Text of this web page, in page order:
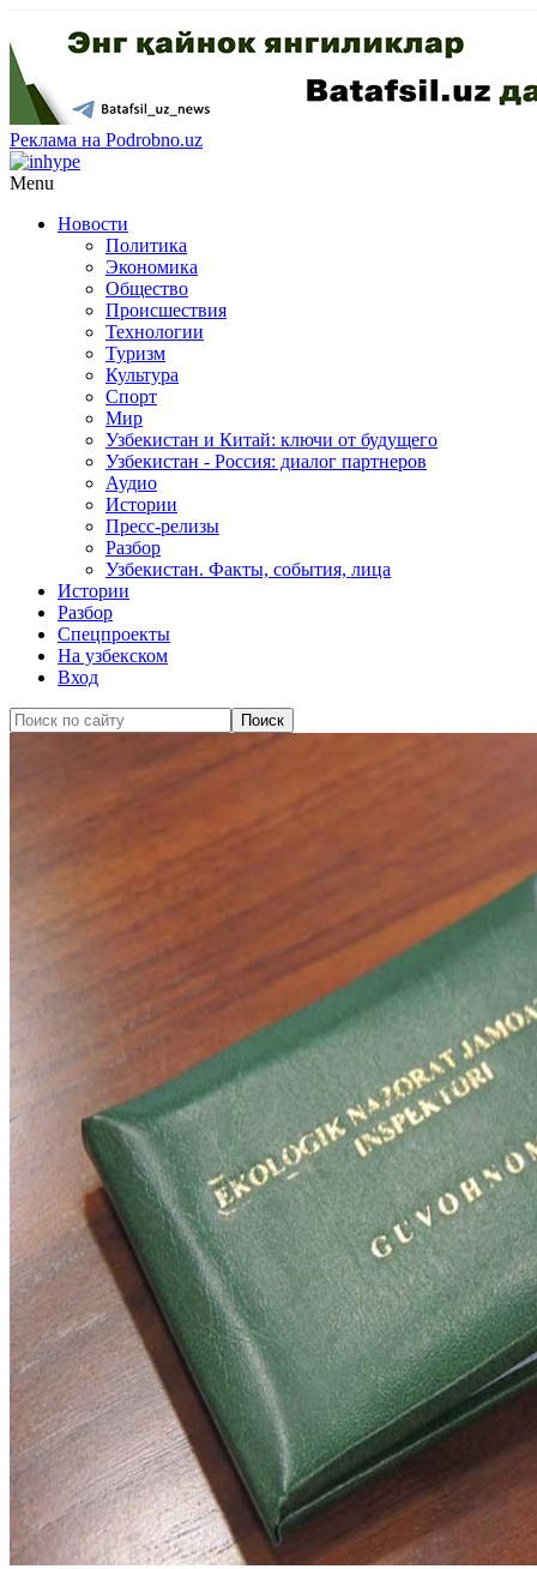
Реклама на Podrobno.uz
Menu
Новости
Политика
Экономика
Общество
Происшествия
Технологии
Туризм
Культура
Спорт
Мир
Узбекистан и Китай: ключи от будущего
Узбекистан - Россия: диалог партнеров
Аудио
Истории
Пресс-релизы
Разбор
Узбекистан. Факты, события, лица
Истории
Разбор
Спецпроекты
На узбекском
Вход